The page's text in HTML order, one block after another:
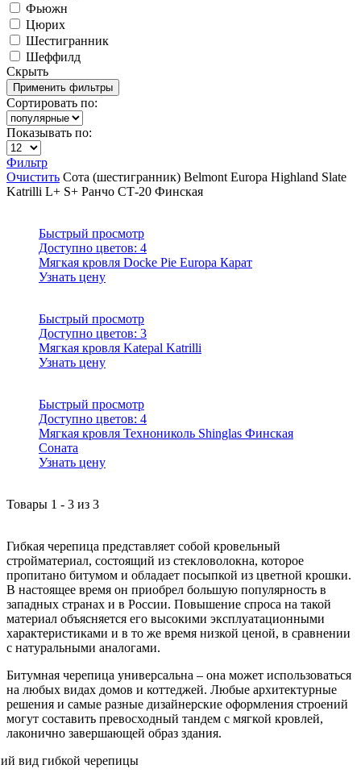
Фьюжн
Цюрих
Шестигранник
Шеффилд
Скрыть
Сортировать по:
Показывать по:
Фильтр
Очистить Сота (шестигранник) Belmont Europa Highland Slate
Katrilli L+ S+ Ранчо СТ-20 Финская
Быстрый просмотр
Доступно цветов: 4
Мягкая кровля Docke Pie Europa Карат
Узнать цену
Быстрый просмотр
Доступно цветов: 3
Мягкая кровля Katepal Katrilli
Узнать цену
Быстрый просмотр
Доступно цветов: 4
Мягкая кровля Технониколь Shinglas Финская
Соната
Узнать цену
Товары 1 - 3 из 3
Гибкая черепица представляет собой кровельный
стройматериал, состоящий из стекловолокна, которое
пропитано битумом и обладает посыпкой из цветной крошки.
В настоящее время он приобрел большую популярность в
западных странах и в России. Повышение спроса на такой
материал объясняется его высокими эксплуатационными
характеристиками и в то же время низкой ценой, в сравнении
с натуральными аналогами.
Битумная черепица универсальна – она может использоваться
на любых видах домов и коттеджей. Любые архитектурные
решения и самые разные дизайнерские оформления строений
могут составить превосходный тандем с мягкой кровлей,
лаконично завершающей образ здания.